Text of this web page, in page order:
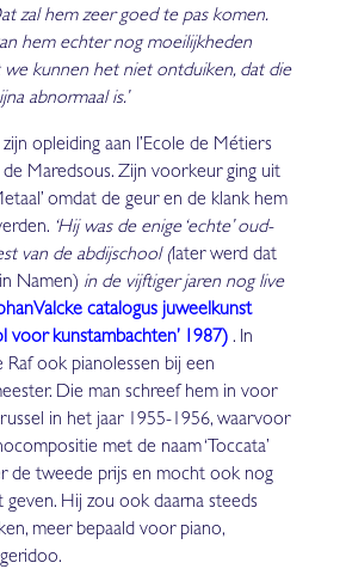
zal hem zeer goed te pas komen.
hem echter nog moeilijkheden
we kunnen het niet ontduiken, dat die
abnormaal is.’
opleiding aan l’Ecole de Métiers
de Maredsous. Zijn voorkeur ging uit
omdat de geur en de klank hem
‘Hij was de enige ‘echte’ oud-
van de abdijschool (later werd dat
Namen) in de vijftiger jaren nog live
catalogus juweelkunst
voor kunstambachten’ 1987) . In
Raf ook pianolessen bij een
Die man schreef hem in voor
in het jaar 1955-1956, waarvoor
met de naam ‘Toccata’
de tweede prijs en mocht ook nog
Hij zou ook daarna steeds
meer bepaald voor piano,